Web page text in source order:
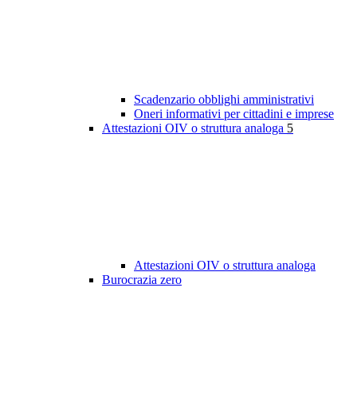
Scadenzario obblighi amministrativi
Oneri informativi per cittadini e imprese
Attestazioni OIV o struttura analoga 5
Attestazioni OIV o struttura analoga
Burocrazia zero